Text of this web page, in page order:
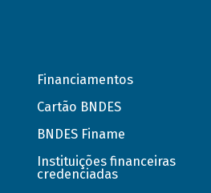
Financiamentos
Cartão BNDES
BNDES Finame
Instituições financeiras
credenciadas